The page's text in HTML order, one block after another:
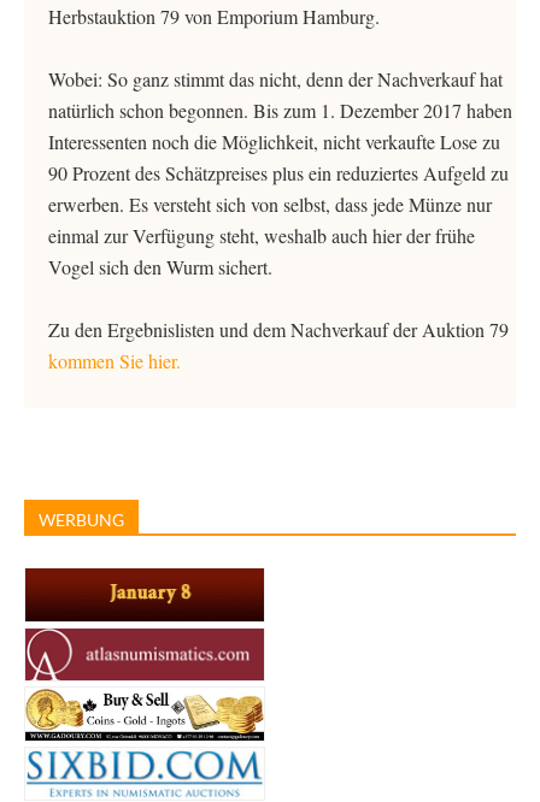
Herbstauktion 79 von Emporium Hamburg.
Wobei: So ganz stimmt das nicht, denn der Nachverkauf hat
natürlich schon begonnen. Bis zum 1. Dezember 2017 haben
Interessenten noch die Möglichkeit, nicht verkaufte Lose zu
90 Prozent des Schätzpreises plus ein reduziertes Aufgeld zu
erwerben. Es versteht sich von selbst, dass jede Münze nur
einmal zur Verfügung steht, weshalb auch hier der frühe
Vogel sich den Wurm sichert.
Zu den Ergebnislisten und dem Nachverkauf der Auktion 79
kommen Sie hier.
WERBUNG